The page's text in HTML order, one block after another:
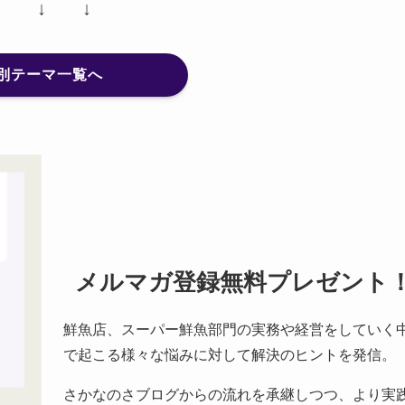
↓ ↓
テーマ一覧へ
メルマガ登録無料プレゼント！
鮮魚店、スーパー鮮魚部門の実務や経営をしていく
で起こる様々な悩みに対して解決のヒントを発信。
さかなのさブログからの流れを承継しつつ、より実